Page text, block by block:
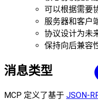
可以根据需要
服务器和客户
协议设计为未
保持向后兼容
消息类型
MCP 定义了基于 JSON-